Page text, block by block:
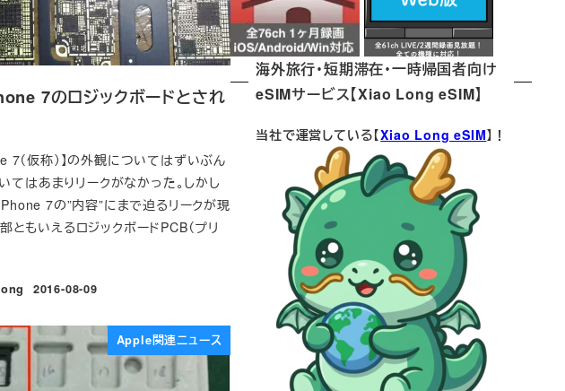
7のロジックボードとされ
（仮称）】の外観についてはずいぶん
てはあまりリークがなかった。しかし
7の”内容”にまで迫るリークが現
もいえるロジックボードPCB（プリ
投稿日
2016-08-09
Apple関連ニュース
海外旅行・短期滞在・一時帰国者向け
eSIMサービス【Xiao Long eSIM】
当社で運営している【Xiao Long eSIM】！